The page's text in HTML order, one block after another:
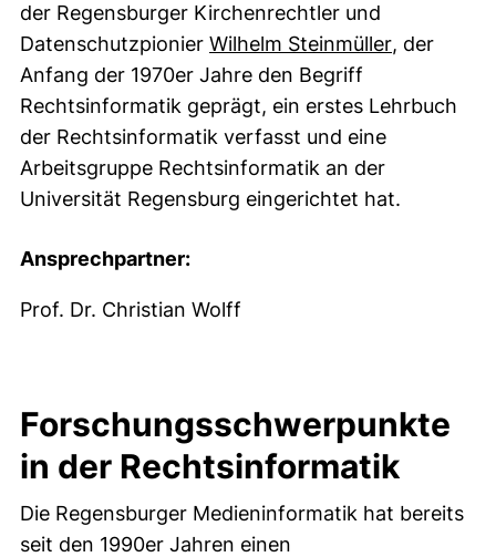
der Regensburger Kirchenrechtler und
Datenschutzpionier Wilhelm Steinmüller(externer
, der
Anfang der 1970er Jahre den Begriff
Rechtsinformatik geprägt, ein erstes Lehrbuch
der Rechtsinformatik verfasst und eine
Arbeitsgruppe Rechtsinformatik an der
Universität Regensburg eingerichtet hat.
Ansprechpartner:
Prof. Dr. Christian Wolff
Forschungsschwerpunkte
in der Rechtsinformatik
Die Regensburger Medieninformatik hat bereits
seit den 1990er Jahren einen